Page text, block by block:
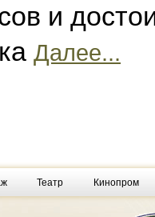
и
Далее...
Театр Кинопром